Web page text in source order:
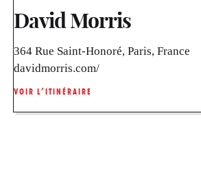
David Morris
364 Rue Saint-Honoré, Paris, France
davidmorris.com/
VOIR L’ITINÉRAIRE